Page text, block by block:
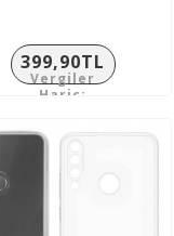
399,90TL
Vergiler
Hariç: